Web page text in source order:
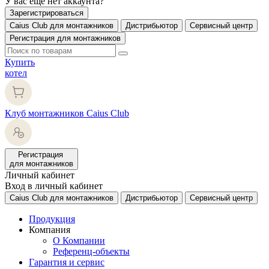
Зарегистрироваться
Caius Club для монтажников
Дистрибьютор
Сервисный центр
Регистрация для монтажников
Купить
котел
Клуб монтажников Caius Club
Регистрация
для монтажников
Личный кабинет
Вход в личный кабинет
Caius Club для монтажников Дистрибьютор Сервисный центр
Продукция
Компания
О Компании
Референц-объекты
Гарантия и сервис